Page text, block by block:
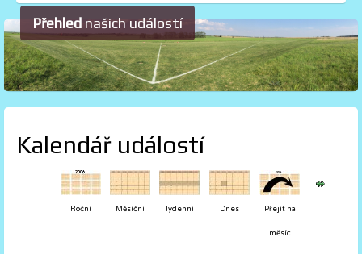
Přehled našich událostí
Kalendář událostí
Roční Měsíční Týdenní Dnes Přejít na
měsíc